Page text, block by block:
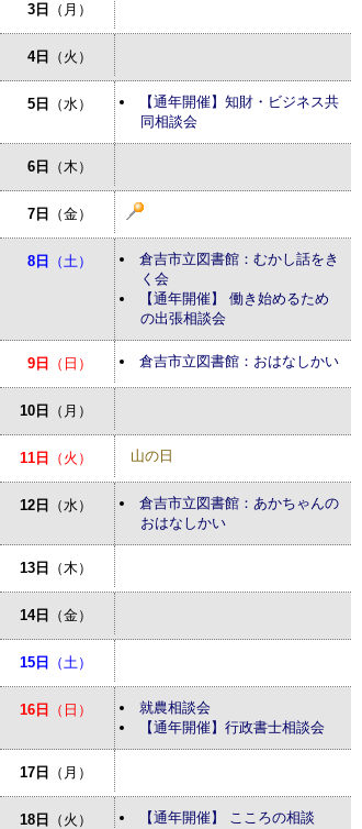
3日 （月）
4日 （火）
5日 （水）
【通年開催】知財・ビジネス共
同相談会
6日 （木）
7日 （金）
8日 （土）
倉吉市立図書館：むかし話をき
く会
【通年開催】 働き始めるため
の出張相談会
9日 （日） 倉吉市立図書館：おはなしかい
10日 （月）
11日 （火） 山の日
12日 （水）
倉吉市立図書館：あかちゃんの
おはなしかい
13日 （木）
14日 （金）
15日 （土）
16日 （日）
就農相談会
【通年開催】行政書士相談会
17日 （月）
18日 （火） 【通年開催】 こころの相談